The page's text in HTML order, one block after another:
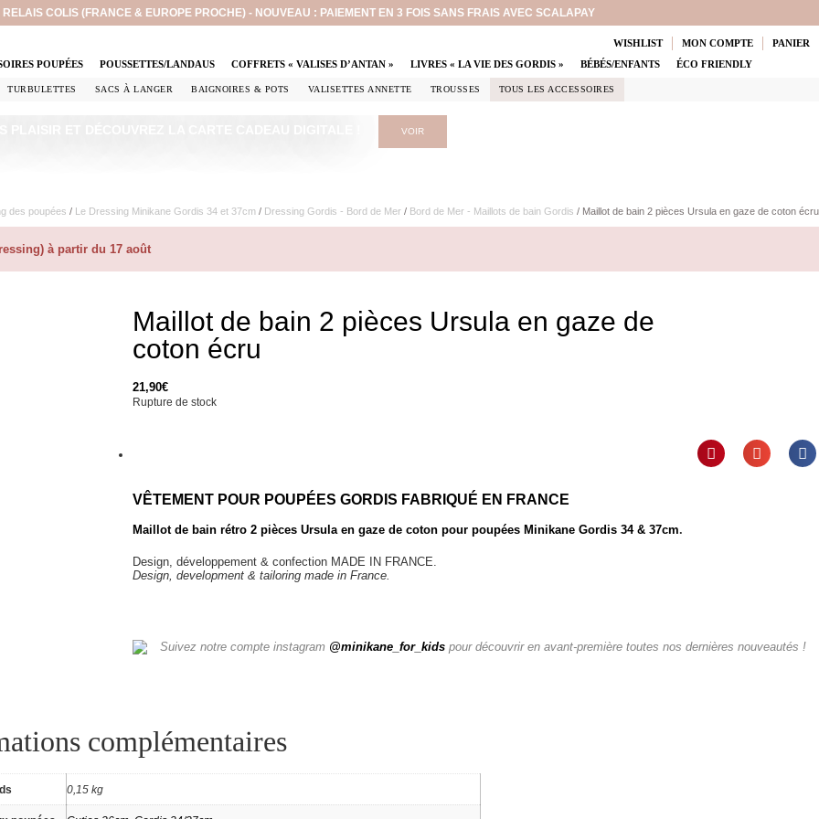
COLIS (FRANCE & EUROPE PROCHE) - NOUVEAU : PAIEMENT EN 3 FOIS SANS FRAIS AVEC SCALAPAY
WISHLIST MON COMPTE
PANIER
POUPÉES POUSSETTES/LANDAUS COFFRETS « VALISES D’ANTAN » LIVRES « LA VIE DES GORDIS » BÉBÉS/ENFANTS ÉCO FRIENDLY
TURBULETTES SACS À LANGER BAIGNOIRES & POTS VALISETTES ANNETTE TROUSSES TOUS LES ACCESSOIRES
VOIR
des poupées / Le Dressing Minikane Gordis 34 et 37cm​ / Dressing Gordis - Bord de Mer / Bord de Mer - Maillots de bain Gordis / Maillot de bain 2 pièces Ursula en gaze de coton écru
à partir du 17 août
Maillot de bain 2 pièces Ursula en gaze de
coton écru
21,90€
Rupture de stock
VÊTEMENT POUR POUPÉES GORDIS FABRIQUÉ EN FRANCE
Maillot de bain rétro 2 pièces Ursula en gaze de coton pour poupées Minikane Gordis 34 & 37cm.
Design, développement & confection MADE IN FRANCE.
Design, development & tailoring made in France.
Suivez notre compte instagram @minikane_for_kidspour découvrir en avant-première toutes nos dernières nouveautés !
complémentaires
0,15 kg